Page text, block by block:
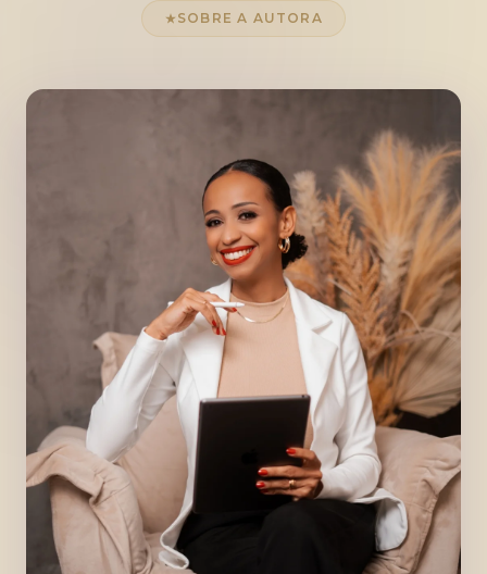
SOBRE A AUTORA